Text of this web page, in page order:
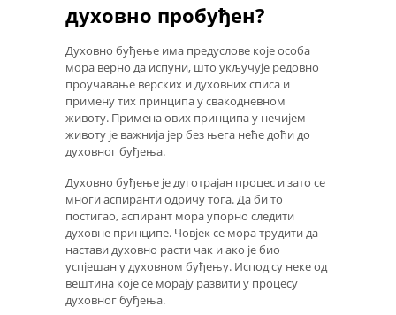
духовно пробуђен?
Духовно буђење има предуслове које особа
мора верно да испуни, што укључује редовно
проучавање верских и духовних списа и
примену тих принципа у свакодневном
животу. Примена ових принципа у нечијем
животу је важнија јер без њега неће доћи до
духовног буђења.
Духовно буђење је дуготрајан процес и зато се
многи аспиранти одричу тога. Да би то
постигао, аспирант мора упорно следити
духовне принципе. Човјек се мора трудити да
настави духовно расти чак и ако је био
успјешан у духовном буђењу. Испод су неке од
вештина које се морају развити у процесу
духовног буђења.